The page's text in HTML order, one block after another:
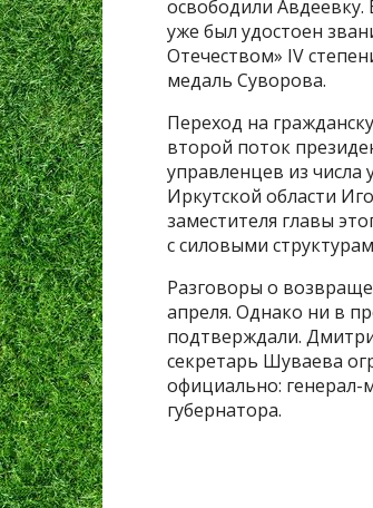
освободили
уже был удостоен
Отечеством» IV
медаль Суворова.
Переход на
второй поток
управленцев из числа
Иркутской области
заместителя главы
с силовыми
Разговоры о
апреля. Однако ни в
подтверждали.
секретарь Шуваева
официально: генерал-
губернатора.